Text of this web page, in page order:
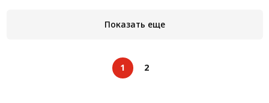
Показать еще
1 2